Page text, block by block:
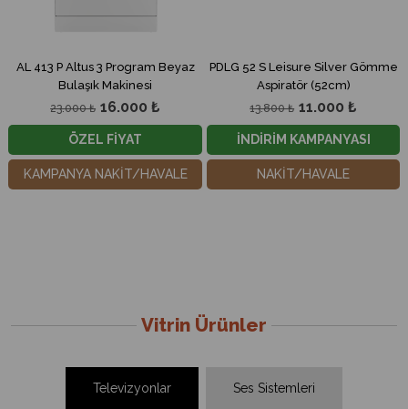
AL 413 P Altus 3 Program Beyaz
Bulaşık Makinesi
16.000 ₺
23.000 ₺
ÖZEL FİYAT
KAMPANYA NAKİT/HAVALE
PDLG 52 S Leisure Silver Gömme
Aspiratör (52cm)
11.000 ₺
13.800 ₺
İNDİRİM KAMPANYASI
NAKİT/HAVALE
Vitrin Ürünler
Televizyonlar Ses Sistemleri